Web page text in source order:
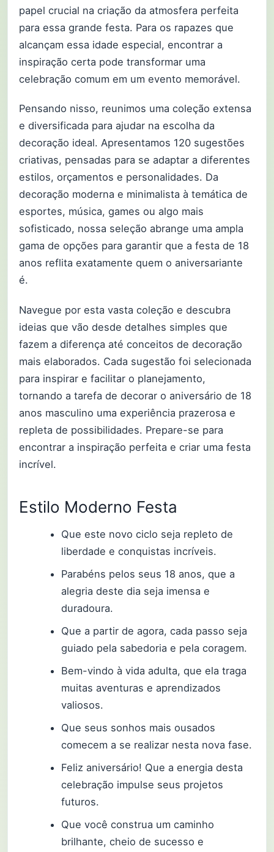
papel crucial na criação da atmosfera perfeita
para essa grande festa. Para os rapazes que
alcançam essa idade especial, encontrar a
inspiração certa pode transformar uma
celebração comum em um evento memorável.
Pensando nisso, reunimos uma coleção extensa
e diversificada para ajudar na escolha da
decoração ideal. Apresentamos 120 sugestões
criativas, pensadas para se adaptar a diferentes
estilos, orçamentos e personalidades. Da
decoração moderna e minimalista à temática de
esportes, música, games ou algo mais
sofisticado, nossa seleção abrange uma ampla
gama de opções para garantir que a festa de 18
anos reflita exatamente quem o aniversariante
é.
Navegue por esta vasta coleção e descubra
ideias que vão desde detalhes simples que
fazem a diferença até conceitos de decoração
mais elaborados. Cada sugestão foi selecionada
para inspirar e facilitar o planejamento,
tornando a tarefa de decorar o aniversário de 18
anos masculino uma experiência prazerosa e
repleta de possibilidades. Prepare-se para
encontrar a inspiração perfeita e criar uma festa
incrível.
Estilo Moderno Festa
Que este novo ciclo seja repleto de
liberdade e conquistas incríveis.
Parabéns pelos seus 18 anos, que a
alegria deste dia seja imensa e
duradoura.
Que a partir de agora, cada passo seja
guiado pela sabedoria e pela coragem.
Bem-vindo à vida adulta, que ela traga
muitas aventuras e aprendizados
valiosos.
Que seus sonhos mais ousados
comecem a se realizar nesta nova fase.
Feliz aniversário! Que a energia desta
celebração impulse seus projetos
futuros.
Que você construa um caminho
brilhante, cheio de sucesso e